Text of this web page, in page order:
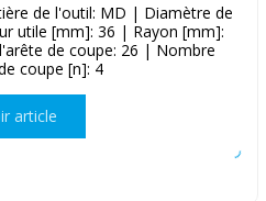
de l'outil: MD | Diamètre de
utile [mm]: 36 | Rayon [mm]:
de coupe: 26 | Nombre
coupe [n]: 4
article